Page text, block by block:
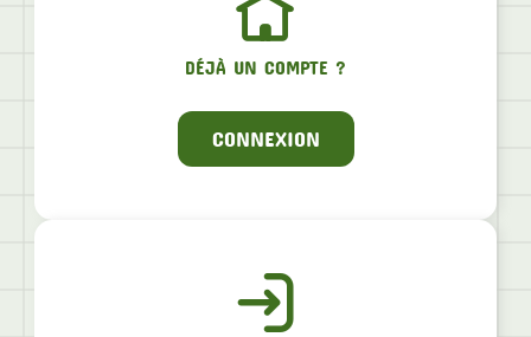
DÉJÀ UN COMPTE ?
CONNEXION